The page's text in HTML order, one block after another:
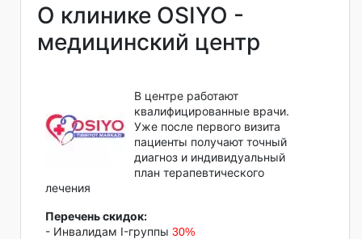
О клинике OSIYO -
медицинский центр
В центре работают
квалифицированные врачи.
Уже после первого визита
пациенты получают точный
диагноз и индивидуальный
план терапевтического
лечения
Перечень скидок:
- Инвалидам I-группы 30%